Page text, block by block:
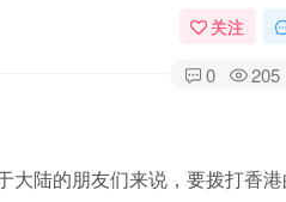
关注
0 205
大陆的朋友们来说，要拨打香